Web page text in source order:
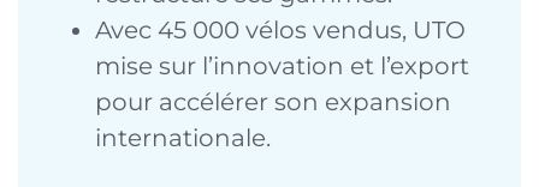
Avec 45 000 vélos vendus, UTO
mise sur l’innovation et l’export
pour accélérer son expansion
internationale.